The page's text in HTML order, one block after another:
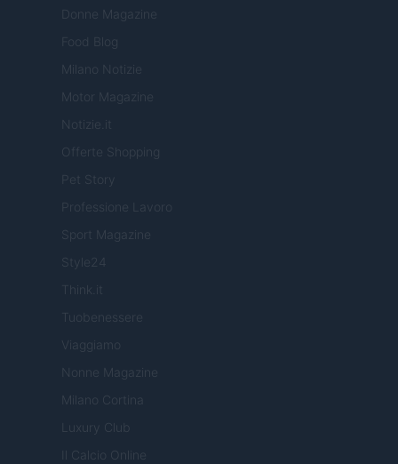
Donne Magazine
Food Blog
Milano Notizie
Motor Magazine
Notizie.it
Offerte Shopping
Pet Story
Professione Lavoro
Sport Magazine
Style24
Think.it
Tuobenessere
Viaggiamo
Nonne Magazine
Milano Cortina
Luxury Club
Il Calcio Online